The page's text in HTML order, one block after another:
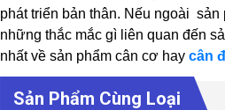
phát triển bản thân. Nếu ngoài sản
những thắc mắc gì liên quan đến
nhất về sản phẩm cân cơ hay cân
Sản Phẩm Cùng Loại